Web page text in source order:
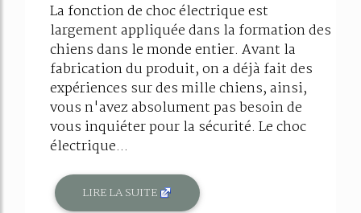
La fonction de choc électrique est
largement appliquée dans la formation des
chiens dans le monde entier. Avant la
fabrication du produit, on a déjà fait des
expériences sur des mille chiens, ainsi,
vous n'avez absolument pas besoin de
vous inquiéter pour la sécurité. Le choc
électrique...
LIRE LA SUITE